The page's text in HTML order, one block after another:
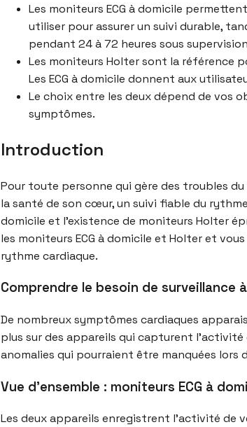
Les moniteurs ECG à domicile
utiliser pour assurer un suivi durable,
pendant 24 à 72 heures sous
Les moniteurs Holter sont la référence
Les ECG à domicile donnent aux
Le choix entre les deux dépend de vos
symptômes.
Introduction
Pour toute personne qui gère des troubles
la santé de son cœur, un suivi fiable du
domicile et l’existence de moniteurs Holter
les moniteurs ECG à domicile et Holter et
rythme cardiaque.
Comprendre le besoin de surveillance
De nombreux symptômes cardiaques
plus sur des appareils qui capturent
anomalies qui pourraient être manquées lors
Vue d’ensemble : moniteurs ECG à
Les deux appareils enregistrent l’activité de